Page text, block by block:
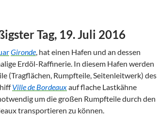
Tag, 19. Juli 2016
Gironde, hat einen Hafen und an dessen
Erdöl-Raffinerie. In diesem Hafen werden
(Tragflächen, Rumpfteile, Seitenleitwerk) des
Ville de Bordeauxauf flache Lastkähne
um die großen Rumpfteile durch den
transportieren zu können.